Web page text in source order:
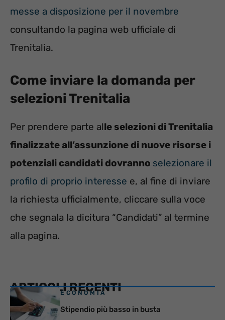
messe a disposizione per il novembre
consultando la pagina web ufficiale di
Trenitalia.
Come inviare la domanda per
selezioni Trenitalia
Per prendere parte alle selezioni di Trenitalia
finalizzate all’assunzione di nuove risorse i
potenziali candidati dovranno selezionare il
profilo di proprio interesse e, al fine di inviare
la richiesta ufficialmente, cliccare sulla voce
che segnala la dicitura “Candidati” al termine
alla pagina.
ARTICOLI RECENTI
ECONOMIA
Stipendio più basso in busta